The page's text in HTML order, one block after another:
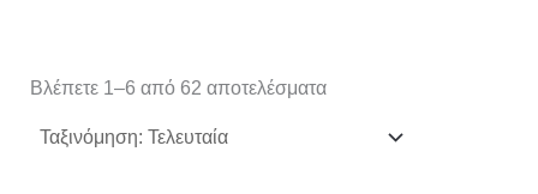
Βλέπετε 1–6 από 62 αποτελέσματα